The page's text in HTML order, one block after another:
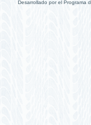
Desarrollado por el Programa